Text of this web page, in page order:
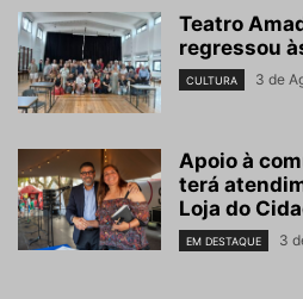
Teatro
regressou
CULTURA 3 de
Apoio à
terá
Loja do
EM DESTAQUE 3